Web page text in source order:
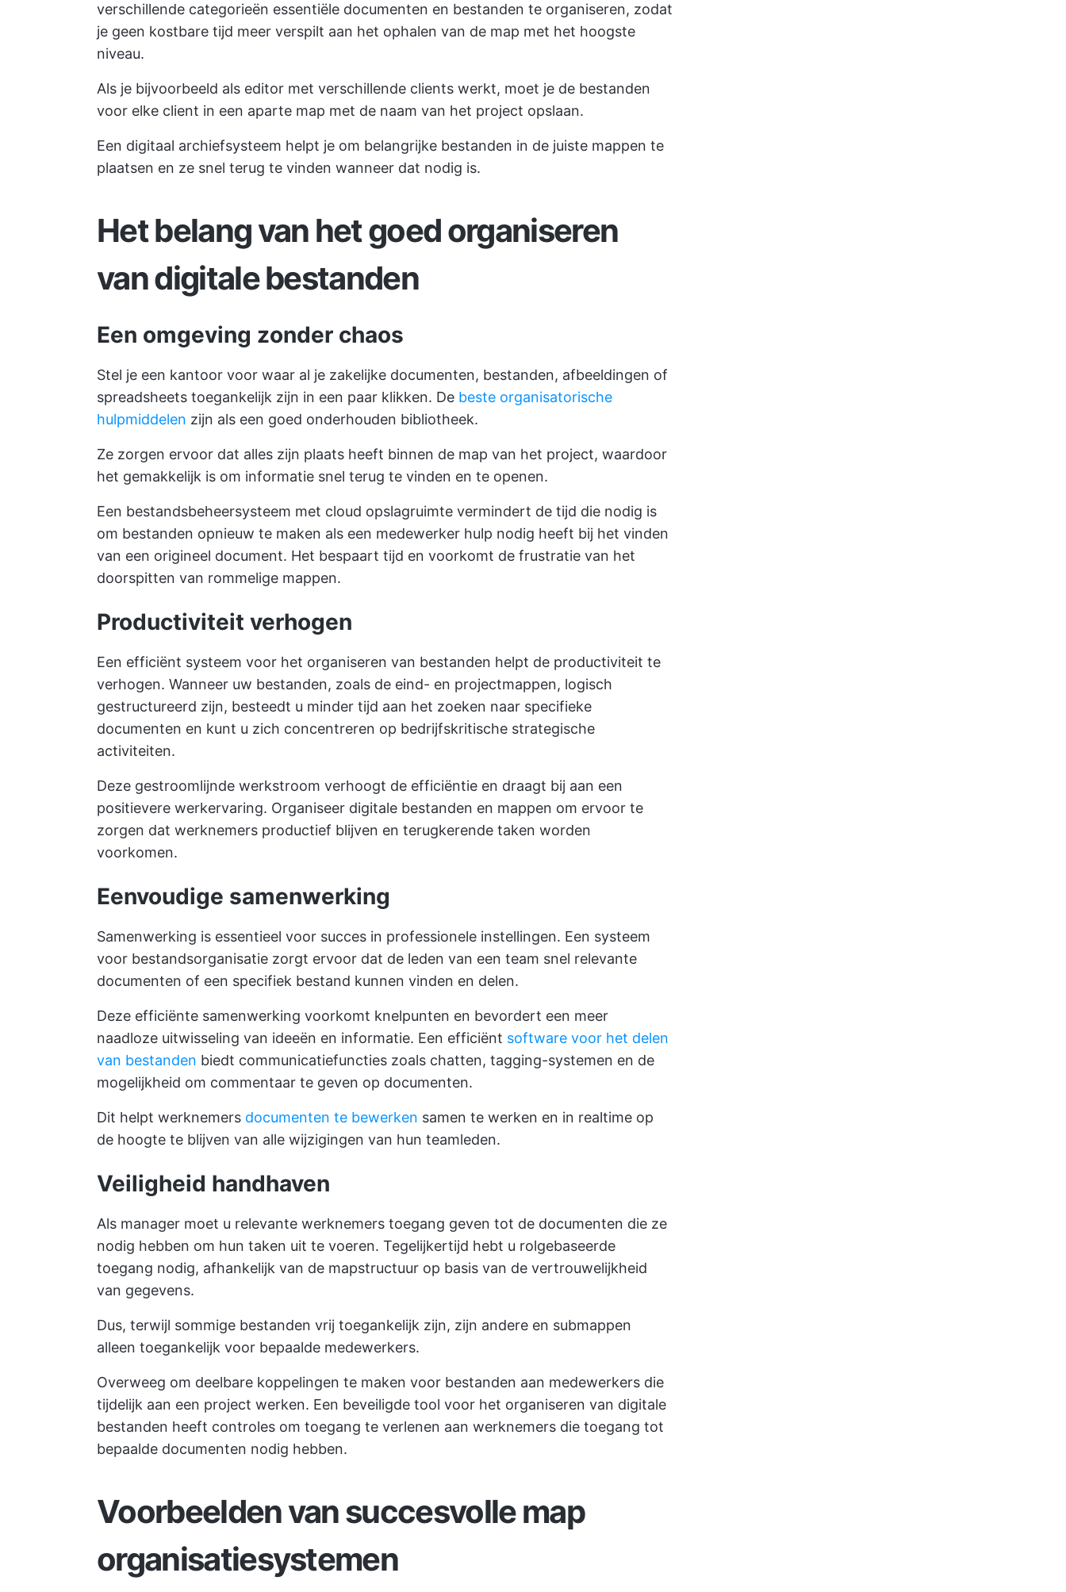
verschillende categorieën essentiële documenten en bestanden te organiseren, zodat
je geen kostbare tijd meer verspilt aan het ophalen van de map met het hoogste
niveau.
Als je bijvoorbeeld als editor met verschillende clients werkt, moet je de bestanden
voor elke client in een aparte map met de naam van het project opslaan.
Een digitaal archiefsysteem helpt je om belangrijke bestanden in de juiste mappen te
plaatsen en ze snel terug te vinden wanneer dat nodig is.
Het belang van het goed organiseren
van digitale bestanden
Een omgeving zonder chaos
Stel je een kantoor voor waar al je zakelijke documenten, bestanden, afbeeldingen of
spreadsheets toegankelijk zijn in een paar klikken. De beste organisatorische
hulpmiddelen zijn als een goed onderhouden bibliotheek.
Ze zorgen ervoor dat alles zijn plaats heeft binnen de map van het project, waardoor
het gemakkelijk is om informatie snel terug te vinden en te openen.
Een bestandsbeheersysteem met cloud opslagruimte vermindert de tijd die nodig is
om bestanden opnieuw te maken als een medewerker hulp nodig heeft bij het vinden
van een origineel document. Het bespaart tijd en voorkomt de frustratie van het
doorspitten van rommelige mappen.
Productiviteit verhogen
Een efficiënt systeem voor het organiseren van bestanden helpt de productiviteit te
verhogen. Wanneer uw bestanden, zoals de eind- en projectmappen, logisch
gestructureerd zijn, besteedt u minder tijd aan het zoeken naar specifieke
documenten en kunt u zich concentreren op bedrijfskritische strategische
activiteiten.
Deze gestroomlijnde werkstroom verhoogt de efficiëntie en draagt bij aan een
positievere werkervaring. Organiseer digitale bestanden en mappen om ervoor te
zorgen dat werknemers productief blijven en terugkerende taken worden
voorkomen.
Eenvoudige samenwerking
Samenwerking is essentieel voor succes in professionele instellingen. Een systeem
voor bestandsorganisatie zorgt ervoor dat de leden van een team snel relevante
documenten of een specifiek bestand kunnen vinden en delen.
Deze efficiënte samenwerking voorkomt knelpunten en bevordert een meer
naadloze uitwisseling van ideeën en informatie. Een efficiënt software voor het delen
van bestanden biedt communicatiefuncties zoals chatten, tagging-systemen en de
mogelijkheid om commentaar te geven op documenten.
Dit helpt werknemers documenten te bewerken samen te werken en in realtime op
de hoogte te blijven van alle wijzigingen van hun teamleden.
Veiligheid handhaven
Als manager moet u relevante werknemers toegang geven tot de documenten die ze
nodig hebben om hun taken uit te voeren. Tegelijkertijd hebt u rolgebaseerde
toegang nodig, afhankelijk van de mapstructuur op basis van de vertrouwelijkheid
van gegevens.
Dus, terwijl sommige bestanden vrij toegankelijk zijn, zijn andere en submappen
alleen toegankelijk voor bepaalde medewerkers.
Overweeg om deelbare koppelingen te maken voor bestanden aan medewerkers die
tijdelijk aan een project werken. Een beveiligde tool voor het organiseren van digitale
bestanden heeft controles om toegang te verlenen aan werknemers die toegang tot
bepaalde documenten nodig hebben.
Voorbeelden van succesvolle map
organisatiesystemen